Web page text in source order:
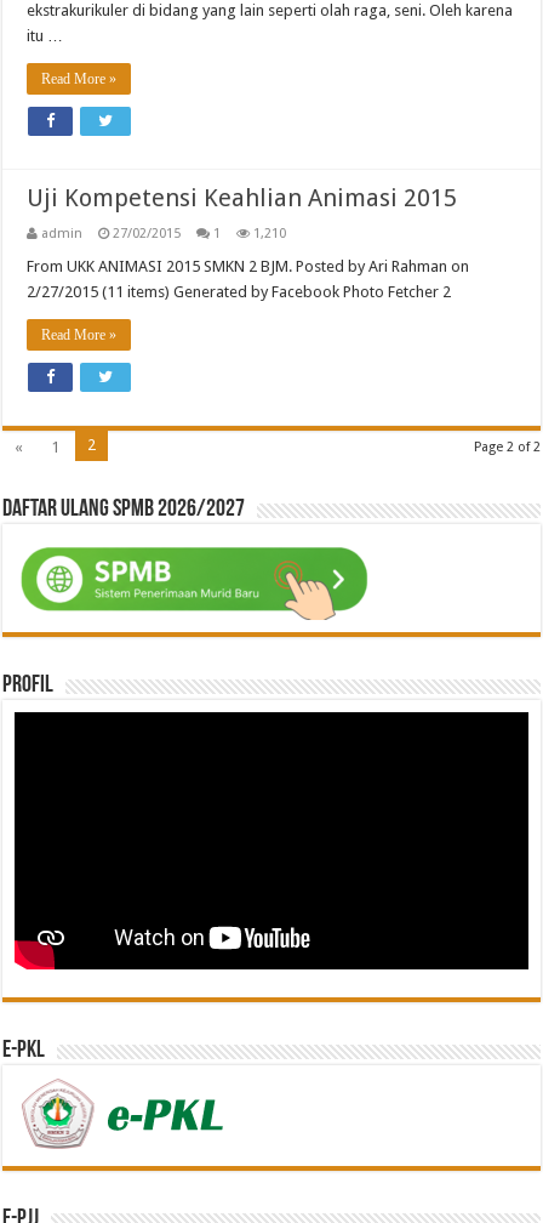
ekstrakurikuler di bidang yang lain seperti olah raga, seni. Oleh karena
itu …
Read More »
Uji Kompetensi Keahlian Animasi 2015
admin 27/02/2015 1 1,210
From UKK ANIMASI 2015 SMKN 2 BJM. Posted by Ari Rahman on
2/27/2015 (11 items) Generated by Facebook Photo Fetcher 2
Read More »
Page 2 of 2
« 1 2
Daftar ulang SPMB 2026/2027
Profil
e-PKL